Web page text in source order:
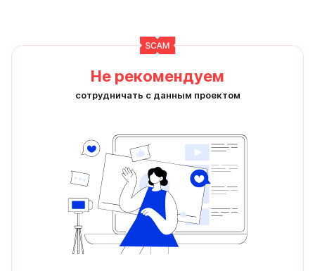
Не рекомендуем
сотрудничать с данным проектом